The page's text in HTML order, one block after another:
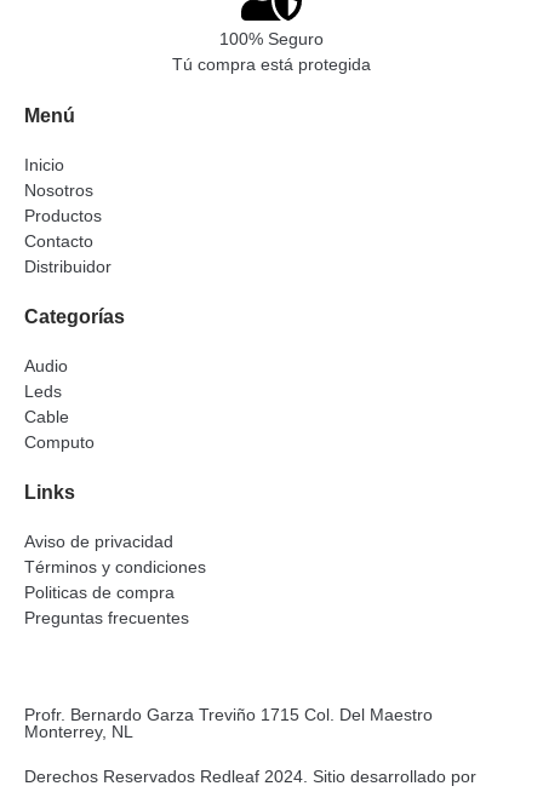
100% Seguro
Tú compra está protegida
Menú
Inicio
Nosotros
Productos
Contacto
Distribuidor
Categorías
Audio
Leds
Cable
Computo
Links
Aviso de privacidad
Términos y condiciones
Politicas de compra
Preguntas frecuentes
Profr. Bernardo Garza Treviño 1715 Col. Del Maestro
Monterrey, NL
Derechos Reservados Redleaf 2024. Sitio desarrollado por